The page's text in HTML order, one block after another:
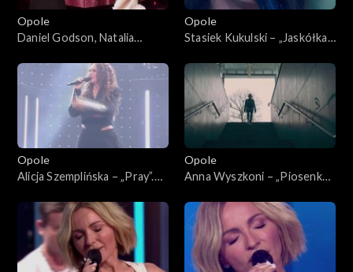
Opole
Daniel Godson, Natalia
KFPP: Koncert „Debiuty”
Opole
Stasiek Kukulski – „Jaskółka”.
Opole
Alicja Szemplińska – „Pray”.
Opole
Anna Wyszkoni – „Piosenka
63. KFPP: Koncert „Debiuty”